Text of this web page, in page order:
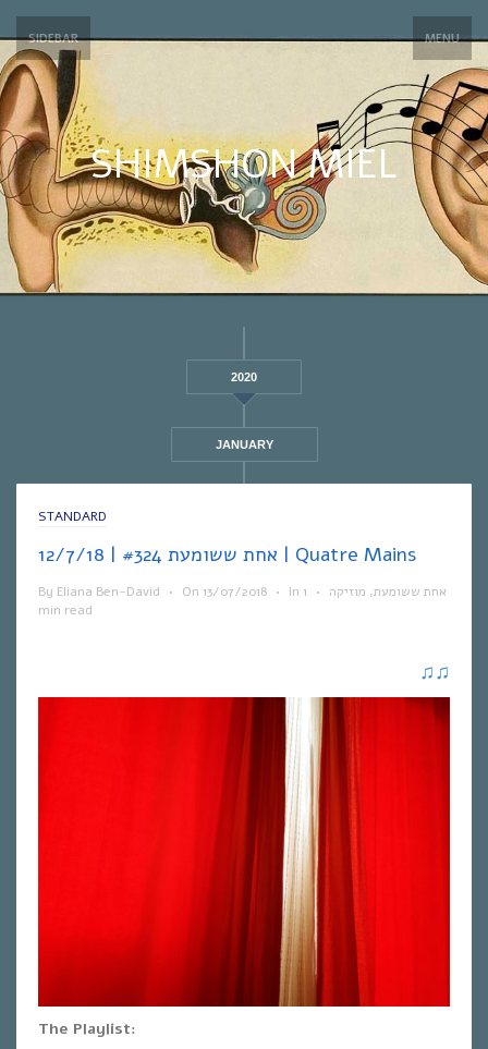
SIDEBAR MENU
SHIMSHON MIEL
2020
JANUARY
STANDARD
אחת ששומעת #324 | 12/7/18 | Quatre Mains
By Eliana Ben-David • On 13/07/2018 • In אחת ששומעת, מוזיקה •
1
min read
♫
♫
The Playlist: